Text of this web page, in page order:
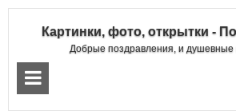
Картинки, фото, открытки -
Добрые поздравления, и душевные